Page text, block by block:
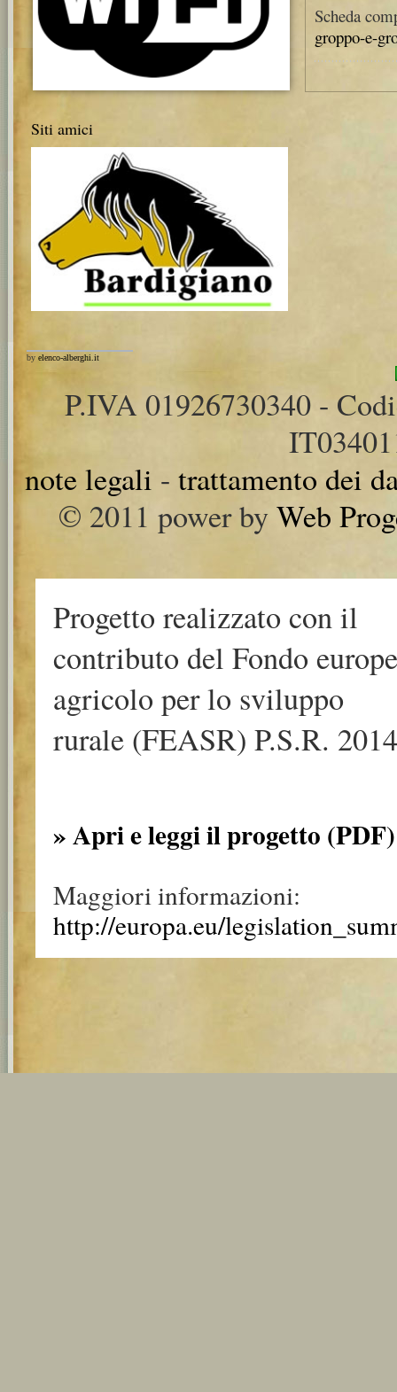
Siti amici
by elenco-alberghi.it
Scheda
groppo-e-
P.IVA 01926730340 -
note legali -trattamento dei
© 2011 power byWeb
Progetto realizzato con il
contributo del Fondo
agricolo per lo sviluppo
rurale (FEASR) P.S.R.
» Apri e leggi il progetto (PDF)
Maggiori informazioni:
http://europa.eu/